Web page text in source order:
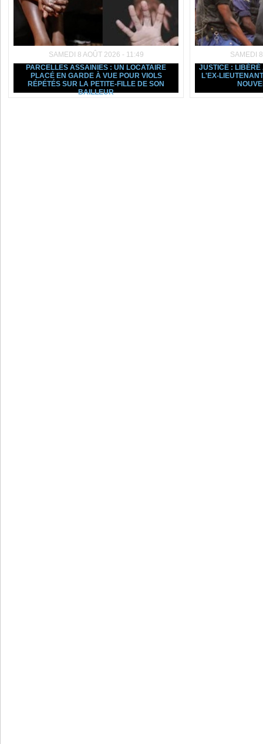
SAMEDI 8 AOÛT 2026 - 11:49
PARCELLES ASSAINIES : UN LOCATAIRE
PLACÉ EN GARDE À VUE POUR VIOLS
RÉPÉTÉS SUR LA PETITE-FILLE DE SON
BAILLEUR
SAMEDI
JUSTICE : LIBÉRÉ
L'EX-